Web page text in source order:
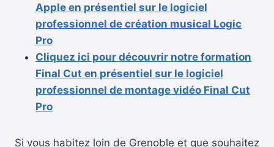
Apple en présentiel sur le logiciel
professionnel de création musical Logic
Pro
Cliquez ici pour découvrir notre formation
Final Cut en présentiel sur le logiciel
professionnel de montage vidéo Final Cut
Pro
Si vous habitez loin de Grenoble et que souhaitez